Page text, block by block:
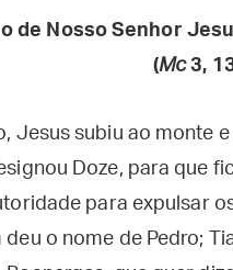
de Nosso Senhor
(Mc3,
Jesus subiu ao monte
Doze, para que
para expulsar
deu o nome de Pedro;